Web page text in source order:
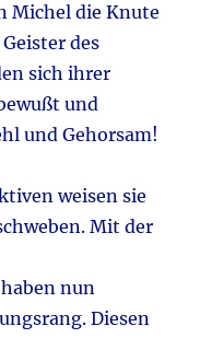
Michel die Knute
des
sich ihrer
und
und Gehorsam!
weisen sie
Mit der
nun
Diesen